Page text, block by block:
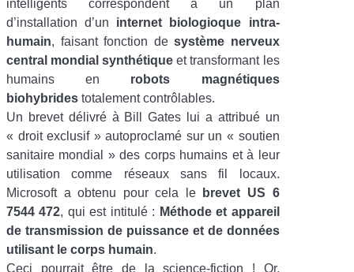
intelligents correspondent à un plan
d’installation d’un internet biologioque intra-
humain, faisant fonction desystème nerveux
central mondial synthétique et transformant les
humains en robots magnétiques
biohybrides totalement contrôlables.
Un brevet délivré à Bill Gates lui a attribué un
« droit exclusif » autoproclamé sur un « soutien
sanitaire mondial
» des corps humains et à leur
utilisation comme réseaux sans fil locaux.
Microsoft a obtenu pour cela le
brevet US 6
7544 472, qui est intitulé : Méthode et appareil
de transmission de puissance et de données
utilisant le corps humain.
Ceci pourrait être de la science-fiction ! Or,